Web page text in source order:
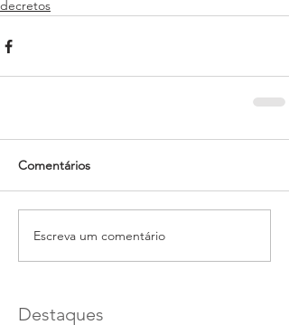
decretos
Comentários
Escreva um comentário
Destaques